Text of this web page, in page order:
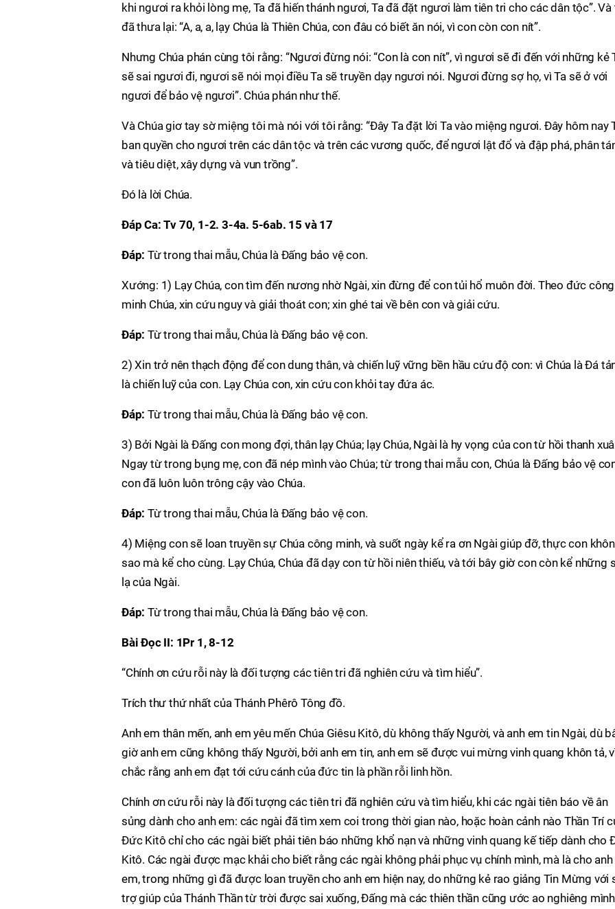
khi ngươi ra khỏi lòng mẹ, Ta đã hiến thánh ngươi, Ta đã đặt ngươi làm tiên tri cho các dân tộc”. Và
đã thưa lại: “A, a, a, lạy Chúa là Thiên Chúa, con đâu có biết ăn nói, vì con còn con nít”.
Nhưng Chúa phán cùng tôi rằng: “Ngươi đừng nói: “Con là con nít”, vì ngươi sẽ đi đến với những kẻ
sẽ sai ngươi đi, ngươi sẽ nói mọi điều Ta sẽ truyền dạy ngươi nói. Ngươi đừng sợ họ, vì Ta sẽ ở với
ngươi để bảo vệ ngươi”. Chúa phán như thế.
Và Chúa giơ tay sờ miệng tôi mà nói với tôi rằng: “Ðây Ta đặt lời Ta vào miệng ngươi. Ðây hôm nay
ban quyền cho ngươi trên các dân tộc và trên các vương quốc, để ngươi lật đổ và đập phá, phân
và tiêu diệt, xây dựng và vun trồng”.
Ðó là lời Chúa.
Ðáp Ca: Tv 70, 1-2. 3-4a. 5-6ab. 15 và 17
Ðáp: Từ trong thai mẫu, Chúa là Ðấng bảo vệ con.
Xướng: 1) Lạy Chúa, con tìm đến nương nhờ Ngài, xin đừng để con tủi hổ muôn đời. Theo đức công
minh Chúa, xin cứu nguy và giải thoát con; xin ghé tai về bên con và giải cứu.
Ðáp: Từ trong thai mẫu, Chúa là Ðấng bảo vệ con.
2) Xin trở nên thạch động để con dung thân, và chiến luỹ vững bền hầu cứu độ con: vì Chúa là Ðá
là chiến luỹ của con. Lạy Chúa con, xin cứu con khỏi tay đứa ác.
Ðáp: Từ trong thai mẫu, Chúa là Ðấng bảo vệ con.
3) Bởi Ngài là Ðấng con mong đợi, thân lạy Chúa; lạy Chúa, Ngài là hy vọng của con từ hồi thanh
Ngay từ trong bụng mẹ, con đã nép mình vào Chúa; từ trong thai mẫu con, Chúa là Ðấng bảo vệ
con đã luôn luôn trông cậy vào Chúa.
Ðáp: Từ trong thai mẫu, Chúa là Ðấng bảo vệ con.
4) Miệng con sẽ loan truyền sự Chúa công minh, và suốt ngày kể ra ơn Ngài giúp đỡ, thực con
sao mà kể cho cùng. Lạy Chúa, Chúa đã dạy con từ hồi niên thiếu, và tới bây giờ con còn kể những
lạ của Ngài.
Ðáp: Từ trong thai mẫu, Chúa là Ðấng bảo vệ con.
Bài Ðọc II: 1Pr 1, 8-12
“Chính ơn cứu rỗi này là đối tượng các tiên tri đã nghiên cứu và tìm hiểu”.
Trích thư thứ nhất của Thánh Phêrô Tông đồ.
Anh em thân mến, anh em yêu mến Chúa Giêsu Kitô, dù không thấy Người, và anh em tin Ngài, dù
giờ anh em cũng không thấy Người, bởi anh em tin, anh em sẽ được vui mừng vinh quang khôn tả,
chắc rằng anh em đạt tới cứu cánh của đức tin là phần rỗi linh hồn.
Chính ơn cứu rỗi này là đối tượng các tiên tri đã nghiên cứu và tìm hiểu, khi các ngài tiên báo về ân
sủng dành cho anh em: các ngài đã tìm xem coi trong thời gian nào, hoặc hoàn cảnh nào Thần Trí
Ðức Kitô chỉ cho các ngài biết phải tiên báo những khổ nạn và những vinh quang kế tiếp dành cho
Kitô. Các ngài được mạc khải cho biết rằng các ngài không phải phục vụ chính mình, mà là cho anh
em, trong những gì đã được loan truyền cho anh em hiện nay, do những kẻ rao giảng Tin Mừng với
trợ giúp của Thánh Thần từ trời được sai xuống, Ðấng mà các thiên thần cũng ước ao nghiêng mình